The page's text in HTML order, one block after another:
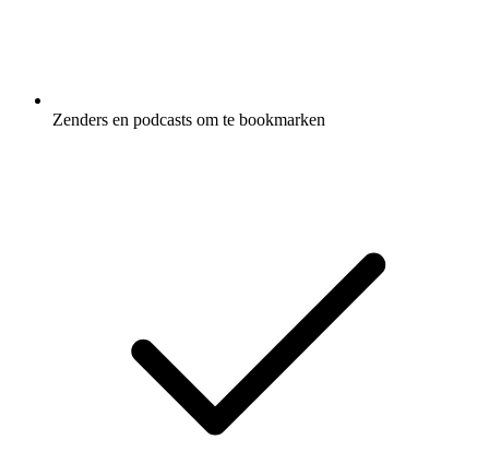
Zenders en podcasts om te bookmarken